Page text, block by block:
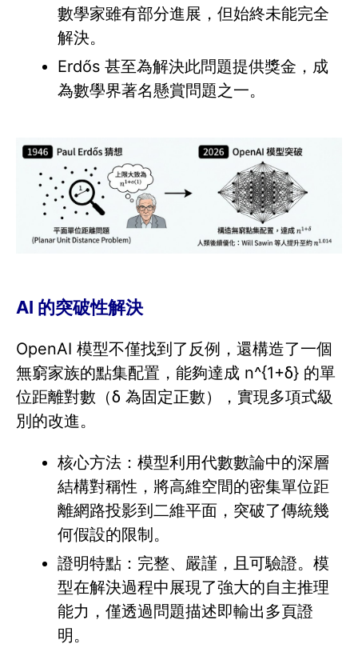
數學家雖有部分進展，但始終未能完全
解決。
Erdős 甚至為解決此問題提供獎金，成
為數學界著名懸賞問題之一。
AI 的突破性解決
OpenAI 模型不僅找到了反例，還構造了一個
無窮家族的點集配置，能夠達成 n^{1+δ} 的單
位距離對數（δ 為固定正數），實現多項式級
別的改進。
核心方法：模型利用代數數論中的深層
結構對稱性，將高維空間的密集單位距
離網路投影到二維平面，突破了傳統幾
何假設的限制。
證明特點：完整、嚴謹，且可驗證。模
型在解決過程中展現了強大的自主推理
能力，僅透過問題描述即輸出多頁證
明。